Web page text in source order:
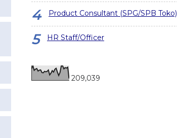
Product Consultant (SPG/SPB Toko)
HR Staff/Officer
209,039